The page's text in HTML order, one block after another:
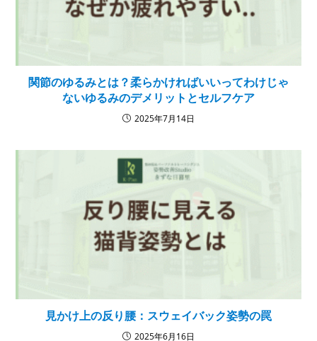
関節のゆるみとは？柔らかければいいってわけじゃ
ないゆるみのデメリットとセルフケア
2025年7月14日
見かけ上の反り腰：スウェイバック姿勢の罠
2025年6月16日